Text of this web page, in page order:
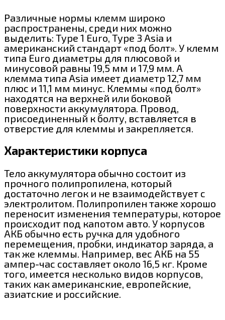
Различные нормы клемм широко
распространены, среди них можно
выделить: Type 1 Euro, Type 3 Asia и
американский стандарт «под болт». У клемм
типа Euro диаметры для плюсовой и
минусовой равны 19,5 мм и 17,9 мм. А
клемма типа Asia имеет диаметр 12,7 мм
плюс и 11,1 мм минус. Клеммы «под болт»
находятся на верхней или боковой
поверхности аккумулятора. Провод,
присоединенный к болту, вставляется в
отверстие для клеммы и закрепляется.
Характеристики корпуса
Тело аккумулятора обычно состоит из
прочного полипропилена, который
достаточно легок и не взаимодействует с
электролитом. Полипропилен также хорошо
переносит изменения температуры, которое
происходит под капотом авто. У корпусов
АКБ обычно есть ручка для удобного
перемещения, пробки, индикатор заряда, а
так же клеммы. Например, вес АКБ на 55
ампер-час составляет около 16,5 кг. Кроме
того, имеется несколько видов корпусов,
таких как американские, европейские,
азиатские и российские.